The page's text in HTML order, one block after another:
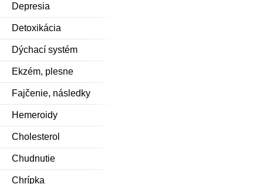
Depresia
Detoxikácia
Dýchací systém
Ekzém, plesne
Fajčenie, následky
Hemeroidy
Cholesterol
Chudnutie
Chrípka